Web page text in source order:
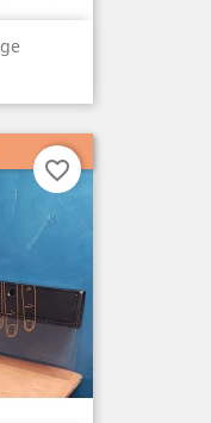
favorite_border